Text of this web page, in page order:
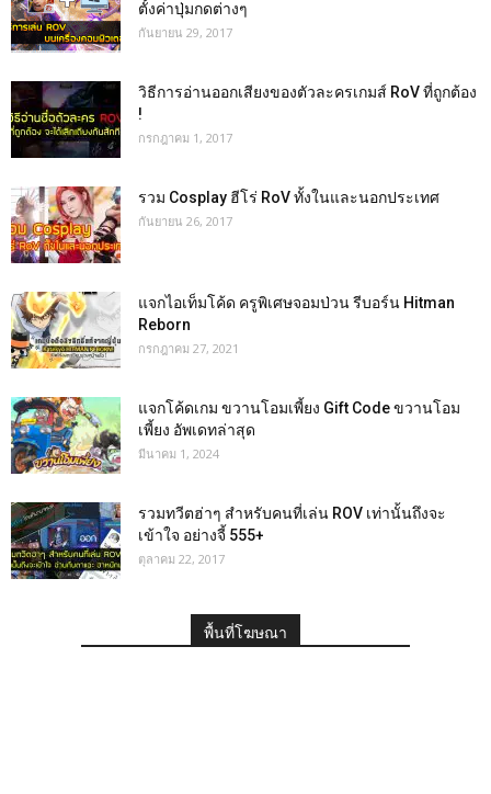
ตั้งค่าปุ่มกดต่างๆ
กันยายน 29, 2017
วิธีการอ่านออกเสียงของตัวละครเกมส์ RoV ที่ถูกต้อง
!
กรกฎาคม 1, 2017
รวม Cosplay ฮีโร่ RoV ทั้งในและนอกประเทศ
กันยายน 26, 2017
แจกไอเท็มโค้ด ครูพิเศษจอมป่วน รีบอร์น Hitman
Reborn
กรกฎาคม 27, 2021
แจกโค้ดเกม ขวานโอมเพี้ยง Gift Code ขวานโอม
เพี้ยง อัพเดทล่าสุด
มีนาคม 1, 2024
รวมทวีตฮ่าๆ สำหรับคนที่เล่น ROV เท่านั้นถึงจะ
เข้าใจ อย่างจี้ 555+
ตุลาคม 22, 2017
พื้นที่โฆษณา